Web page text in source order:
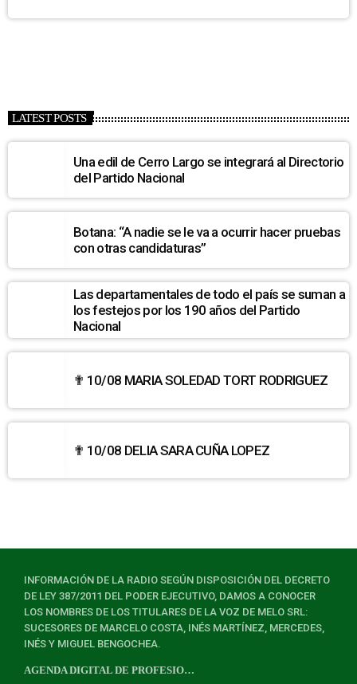
LATEST POSTS
Una edil de Cerro Largo se integrará al Directorio
del Partido Nacional
Botana: “A nadie se le va a ocurrir hacer pruebas
con otras candidaturas”
Las departamentales de todo el país se suman a
los festejos por los 190 años del Partido
Nacional
✟ 10/08 MARIA SOLEDAD TORT RODRIGUEZ
✟ 10/08 DELIA SARA CUÑA LOPEZ
INFORMACIÓN DE LA RADIO SEGÚN DISPOSICIÓN DEL DECRETO
DE LEY 387/2011 DEL PODER EJECUTIVO, DAMOS A CONOCER
LOS NOMBRES DE LOS TITULARES DE LA VOZ DE MELO SRL:
SUCESORES DE MARCELO COSTA, INÉS MARTÍNEZ, MERCEDES,
INÉS Y MIGUEL BENGOCHEA.
AGENDA DIGITAL DE PROFESIONALES